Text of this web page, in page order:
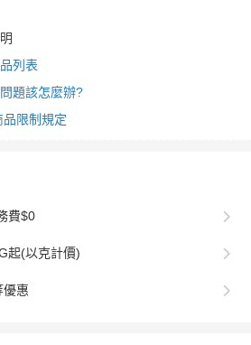
列表
題該怎麼辦?
限制規定
費$0
起(以克計價)
優惠